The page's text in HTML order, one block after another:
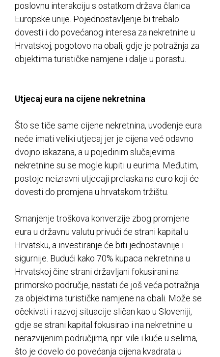
poslovnu interakciju s ostatkom država članica
Europske unije. Pojednostavljenje bi trebalo
dovesti i do povećanog interesa za nekretnine u
Hrvatskoj, pogotovo na obali, gdje je potražnja za
objektima turističke namjene i dalje u porastu.
Utjecaj eura na cijene nekretnina
Što se tiče same cijene nekretnina, uvođenje eura
neće imati veliki utjecaj jer je cijena već odavno
dvojno iskazana, a u pojedinim slučajevima
nekretnine su se mogle kupiti u eurima. Međutim,
postoje neizravni utjecaji prelaska na euro koji će
dovesti do promjena u hrvatskom tržištu.
Smanjenje troškova konverzije zbog promjene
eura u državnu valutu privući će strani kapital u
Hrvatsku, a investiranje će biti jednostavnije i
sigurnije. Budući kako 70% kupaca nekretnina u
Hrvatskoj čine strani državljani fokusirani na
primorsko područje, nastati će još veća potražnja
za objektima turističke namjene na obali. Može se
očekivati i razvoj situacije sličan kao u Sloveniji,
gdje se strani kapital fokusirao i na nekretnine u
nerazvijenim područjima, npr. vile i kuće u selima,
što je dovelo do povećanja cijena kvadrata u